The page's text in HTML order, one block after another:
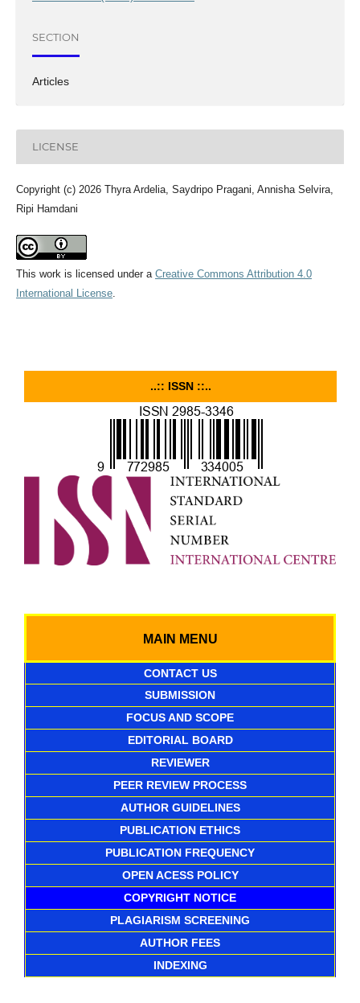
SECTION
Articles
LICENSE
Copyright (c) 2026 Thyra Ardelia, Saydripo Pragani, Annisha Selvira,
Ripi Hamdani
This work is licensed under a Creative Commons Attribution 4.0
International License.
..:: ISSN ::..
MAIN MENU
CONTACT US
SUBMISSION
FOCUS AND SCOPE
EDITORIAL BOARD
REVIEWER
PEER REVIEW PROCESS
AUTHOR GUIDELINES
PUBLICATION ETHICS
PUBLICATION FREQUENCY
OPEN ACESS POLICY
COPYRIGHT NOTICE
PLAGIARISM SCREENING
AUTHOR FEES
INDEXING